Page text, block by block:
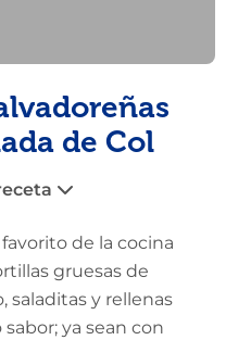
de Col
de la cocina
gruesas de
saladitas y rellenas
ya sean con